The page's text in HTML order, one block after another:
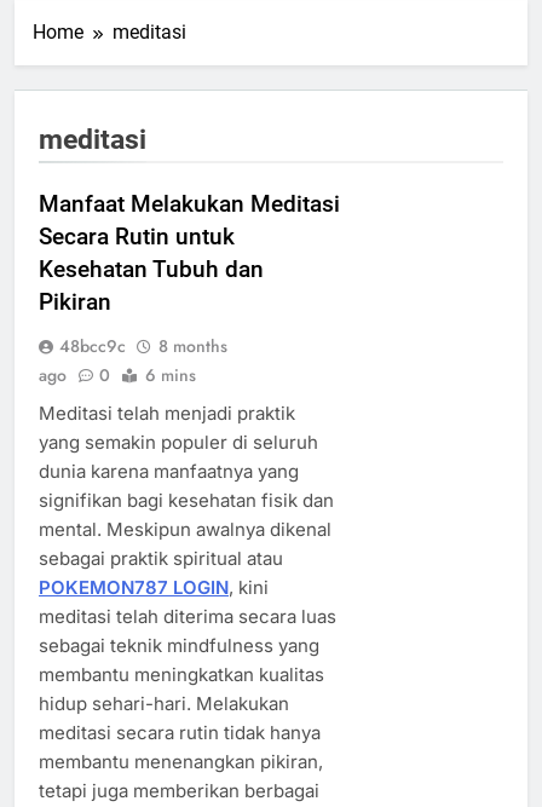
Home meditasi
meditasi
Manfaat Melakukan Meditasi
Secara Rutin untuk
Kesehatan Tubuh dan
Pikiran
48bcc9c
8 months
ago
0 6 mins
Meditasi telah menjadi praktik
yang semakin populer di seluruh
dunia karena manfaatnya yang
signifikan bagi kesehatan fisik dan
mental. Meskipun awalnya dikenal
sebagai praktik spiritual atau
POKEMON787 LOGIN, kini
meditasi telah diterima secara luas
sebagai teknik mindfulness yang
membantu meningkatkan kualitas
hidup sehari-hari. Melakukan
meditasi secara rutin tidak hanya
membantu menenangkan pikiran,
tetapi juga memberikan berbagai